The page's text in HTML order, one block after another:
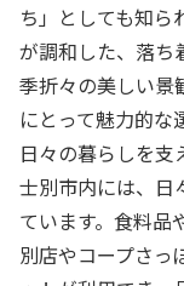
ち」としても知
が調和した、落ち
季折々の美しい景
にとって魅力的な
日々の暮らしを支
士別市内には、日
ています。食料品
別店やコープさっ